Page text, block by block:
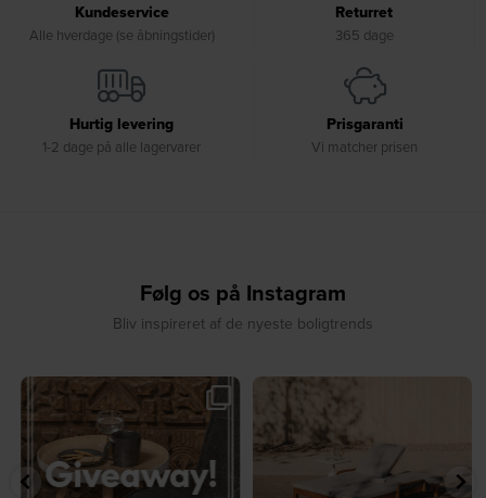
Kundeservice
Alle hverdage (se åbningstider)
Returret
365 dage
Hurtig levering
1-2 dage på alle lagervarer
Prisgaranti
Vi matcher prisen
Følg os på Instagram
Bliv inspireret af de nyeste boligtrends
🎉 GIVEAWAY 🎉⁠
Vind det stilfulde Sasha...
236 256
☀️ Sommerens favorit til terrassen ☀️⁠
8